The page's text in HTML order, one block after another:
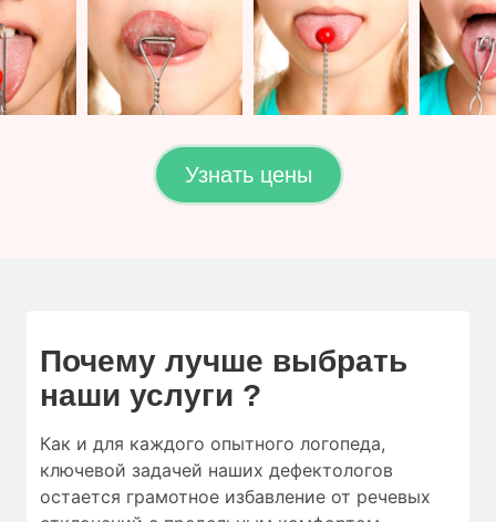
Узнать цены
Почему лучше выбрать
наши услуги ?
Как и для каждого опытного логопеда,
ключевой задачей наших дефектологов
остается грамотное избавление от речевых